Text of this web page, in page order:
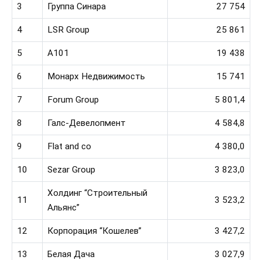
3 Группа Синара 27 754
4 LSR Group 25 861
5 А101 19 438
6 Монарх Недвижимость 15 741
7 Forum Group 5 801,4
8 Галс-Девелопмент 4 584,8
9 Flat and co 4 380,0
10 Sezar Group 3 823,0
11
Холдинг “Строительный
Альянс”
3 523,2
12 Корпорация “Кошелев” 3 427,2
13 Белая Дача 3 027,9